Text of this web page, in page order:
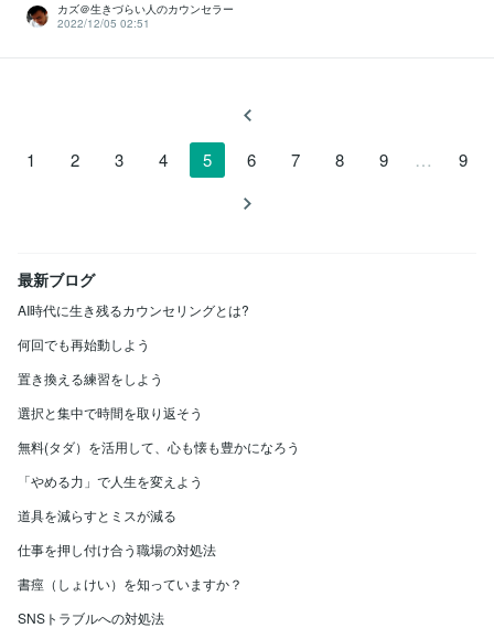
カズ＠生きづらい人のカウンセラー
2022/12/05 02:51
1 2 3 4 5 6 7 8 9 … 9
最新ブログ
AI時代に生き残るカウンセリングとは?
何回でも再始動しよう
置き換える練習をしよう
選択と集中で時間を取り返そう
無料(タダ）を活用して、心も懐も豊かになろう
「やめる力」で人生を変えよう
道具を減らすとミスが減る
仕事を押し付け合う職場の対処法
書痙（しょけい）を知っていますか？
SNSトラブルへの対処法